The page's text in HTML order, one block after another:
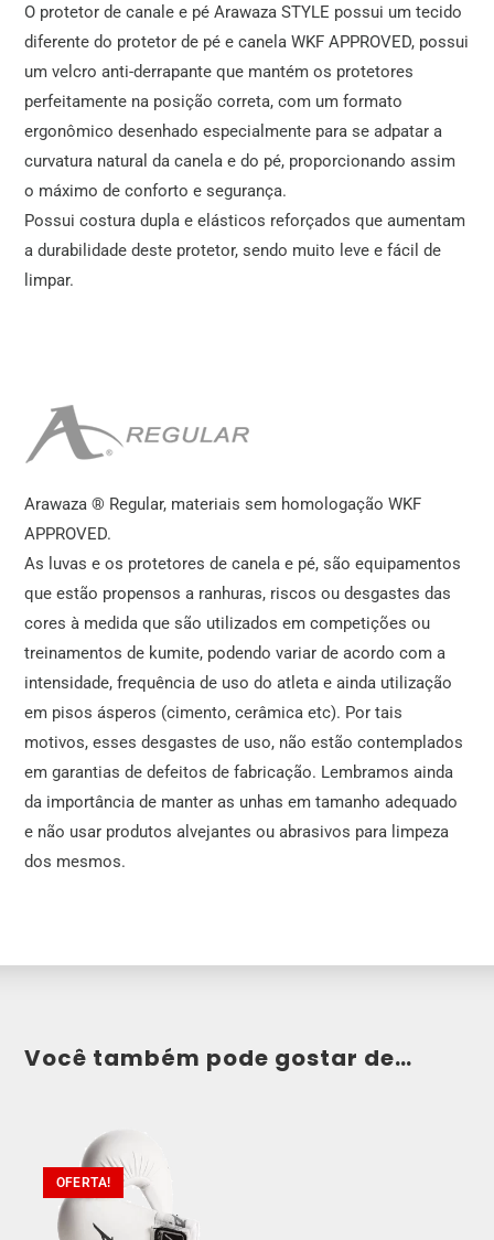
O protetor de canale e pé Arawaza STYLE possui um tecido
diferente do protetor de pé e canela WKF APPROVED, possui
um velcro anti-derrapante que mantém os protetores
perfeitamente na posição correta, com um formato
ergonômico desenhado especialmente para se adpatar a
curvatura natural da canela e do pé, proporcionando assim
o máximo de conforto e segurança.
Possui costura dupla e elásticos reforçados que aumentam
a durabilidade deste protetor, sendo muito leve e fácil de
limpar.
Arawaza ® Regular, materiais sem homologação WKF
APPROVED.
As luvas e os protetores de canela e pé, são equipamentos
que estão propensos a ranhuras, riscos ou desgastes das
cores à medida que são utilizados em competições ou
treinamentos de kumite, podendo variar de acordo com a
intensidade, frequência de uso do atleta e ainda utilização
em pisos ásperos (cimento, cerâmica etc). Por tais
motivos, esses desgastes de uso, não estão contemplados
em garantias de defeitos de fabricação. Lembramos ainda
da importância de manter as unhas em tamanho adequado
e não usar produtos alvejantes ou abrasivos para limpeza
dos mesmos.
Você também pode gostar de…
OFERTA!